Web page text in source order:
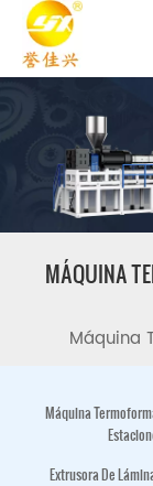
MÁQUINA
Máquina
Máquina
Extrusora De